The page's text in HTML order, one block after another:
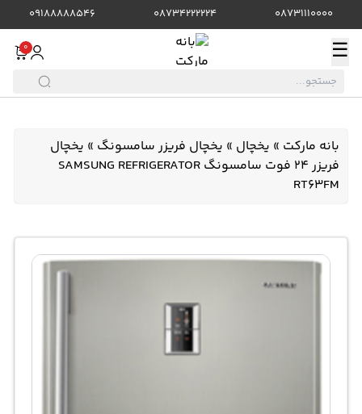
08731110000
08734222224
09188888546
☰
0
بانه مارکت » یخچال » یخچال فریزر سامسونگ » یخچال
فریزر 24 فوت سامسونگ SAMSUNG REFRIGERATOR
RT63FM